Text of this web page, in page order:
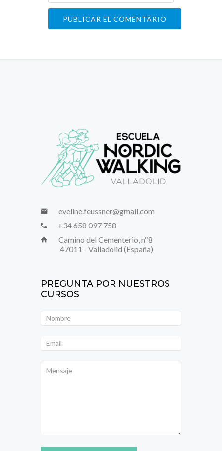
eveline.feussner@gmail.com
+34 658 097 758
Camino del Cementerio, nº8
47011 - Valladolid (España)
PREGUNTA POR NUESTROS
CURSOS